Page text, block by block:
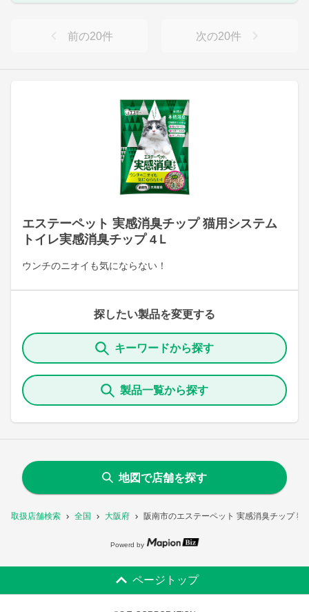
取扱店舗検索 全国 大阪府 阪南市のエステーペット 実感消臭チップ
エステーペット 実感消臭チップ 猫用システム
トイレ実感消臭チップ 4Ｌ
ウンチのニオイも気にならない！
探したい製品を変更する
キーワードから探す
製品一覧から探す
前の20件 次の20件
地図で店舗を探す
Powerd by
ページトップ